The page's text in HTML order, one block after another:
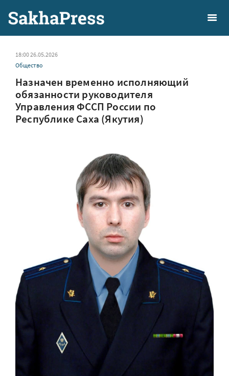
18:00 26.05.2026
Общество
Назначен временно исполняющий
обязанности руководителя
Управления ФССП России по
Республике Саха (Якутия)